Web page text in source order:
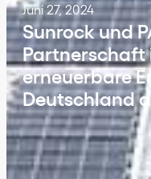
Juni 27, 2024
Sunrock und
Partnerschaft
erneuerbare
Deutschland